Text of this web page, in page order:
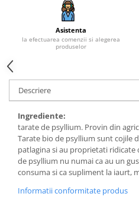
Indulcitori bio
Inghetata bio si decoratiuni
Ingrediente bio pentru copt
Masline bio si antipasti
Antipasti bio
Masline bio
Pesto bio
Musli si terci
Fulgi din cereale bio
Musli bio
Terci bio
Asistenta
la efectuarea comenzii si alegerea
produselor
Descriere
Ingrediente:
tarate de psyllium. Provin din
Tarate bio de psyllium sunt cojile
patlagina si au proprietati ridicate
de psyllium nu numai ca au un
consuma si ca supliment la iaurt,
Informatii conformitate produs